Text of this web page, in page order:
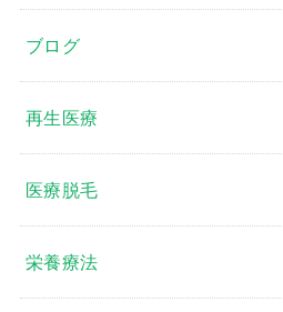
ブログ
再生医療
医療脱毛
栄養療法